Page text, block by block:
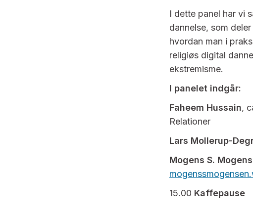
I dette panel har vi
dannelse, som
hvordan man i
religiøs digital
ekstremisme.
I panelet indgår:
Faheem Hussain,
Relationer
Lars Mollerup-
Mogens S.
15.00 Kaffepause